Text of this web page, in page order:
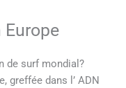
de surf mondial?
greffée dans l’ ADN